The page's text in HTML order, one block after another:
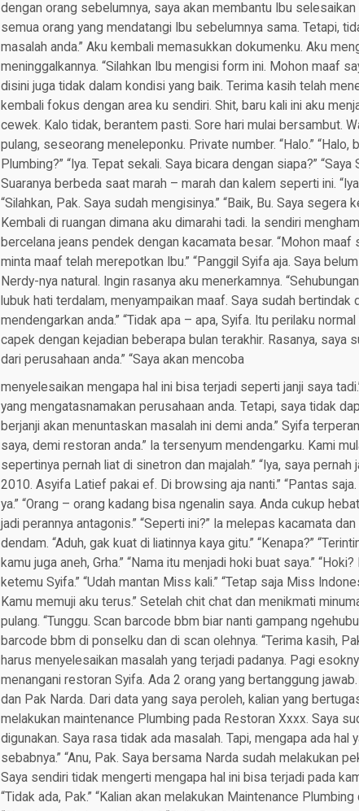
dengan orang sebelumnya, saya akan membantu Ibu
semua orang yang mendatangi Ibu sebelumnya sama. Tetapi,
masalah anda.” Aku kembali memasukkan dokumenku. Aku
meninggalkannya. “Silahkan Ibu mengisi form ini. Mohon maaf
disini juga tidak dalam kondisi yang baik. Terima kasih telah
kembali fokus dengan area ku sendiri. Shit, baru kali ini aku
cewek. Kalo tidak, berantem pasti. Sore hari mulai bersambut.
pulang, seseorang meneleponku. Private number. “Halo.” “Halo,
Plumbing?” “Iya. Tepat sekali. Saya bicara dengan siapa?”
Suaranya berbeda saat marah – marah dan kalem seperti ini.
“Silahkan, Pak. Saya sudah mengisinya.” “Baik, Bu. Saya segera
Kembali di ruangan dimana aku dimarahi tadi. Ia sendiri
bercelana jeans pendek dengan kacamata besar. “Mohon maaf
minta maaf telah merepotkan Ibu.” “Panggil Syifa aja. Saya
Nerdy-nya natural. Ingin rasanya aku menerkamnya.
lubuk hati terdalam, menyampaikan maaf. Saya sudah
mendengarkan anda.” “Tidak apa – apa, Syifa. Itu perilaku
capek dengan kejadian beberapa bulan terakhir. Rasanya, saya
dari perusahaan anda.” “Saya akan mencoba
menyelesaikan mengapa hal ini bisa terjadi seperti janji saya
yang mengatasnamakan perusahaan anda. Tetapi, saya tidak
berjanji akan menuntaskan masalah ini demi anda.” Syifa
saya, demi restoran anda.” Ia tersenyum mendengarku. Kami
sepertinya pernah liat di sinetron dan majalah.” “Iya, saya
2010. Asyifa Latief pakai ef. Di browsing aja nanti.” “Pantas
ya.” “Orang – orang kadang bisa ngenalin saya. Anda cukup
jadi perannya antagonis.” “Seperti ini?” Ia melepas kacamata
dendam. “Aduh, gak kuat di liatinnya kaya gitu.” “Kenapa?”
kamu juga aneh, Grha.” “Nama itu menjadi hoki buat saya.”
ketemu Syifa.” “Udah mantan Miss kali.” “Tetap saja Miss
Kamu memuji aku terus.” Setelah chit chat dan menikmati
pulang. “Tunggu. Scan barcode bbm biar nanti gampang
barcode bbm di ponselku dan di scan olehnya. “Terima kasih,
harus menyelesaikan masalah yang terjadi padanya. Pagi
menangani restoran Syifa. Ada 2 orang yang bertanggung jawab.
dan Pak Narda. Dari data yang saya peroleh, kalian yang
melakukan maintenance Plumbing pada Restoran Xxxx. Saya
digunakan. Saya rasa tidak ada masalah. Tapi, mengapa ada hal
sebabnya.” “Anu, Pak. Saya bersama Narda sudah melakukan
Saya sendiri tidak mengerti mengapa hal ini bisa terjadi pada
“Tidak ada, Pak.” “Kalian akan melakukan Maintenance